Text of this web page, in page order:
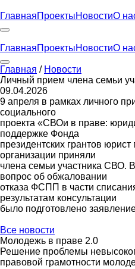
ГлавнаяПроектыНовостиО
ГлавнаяПроектыНовостиО
Главная / Новости
Личный прием члена семьи
09.04.2026
9 апреля в рамках личного
социального
проекта «СВОи в праве:
поддержке Фонда
президентских грантов юрист
организации приняли
члена семьи участника СВО.
вопрос об обжаловании
отказа ФСПП в части
результатам консультации
было подготовлено
Все новости
Молодежь в праве 2.0
Решение проблемы
правовой грамотности